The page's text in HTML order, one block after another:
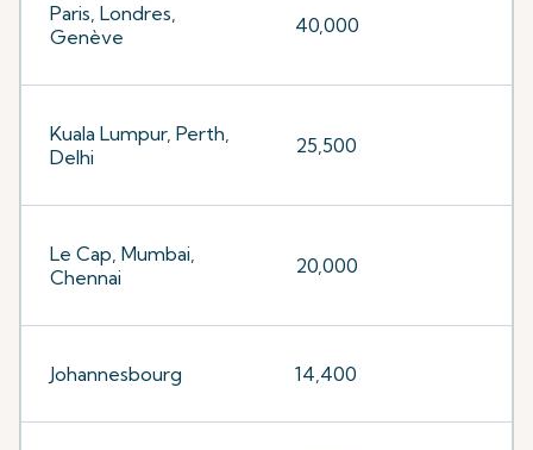
Paris, Londres,
Genève
40,000
Kuala Lumpur, Perth,
Delhi
25,500
Le Cap, Mumbai,
Chennai
20,000
Johannesbourg 14,400